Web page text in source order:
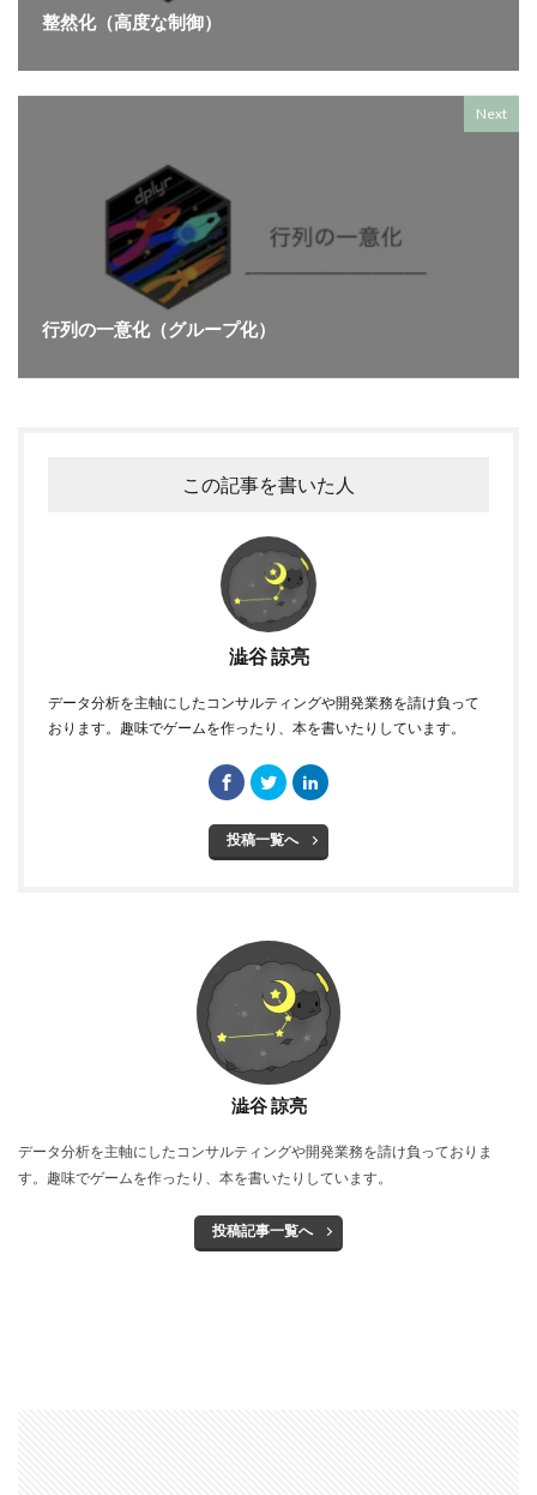
整然化（高度な制御）
Next
行列の一意化（グループ化）
この記事を書いた人
澁谷 諒亮
データ分析を主軸にしたコンサルティングや開発業務を請け負って
おります。趣味でゲームを作ったり、本を書いたりしています。
投稿一覧へ
澁谷 諒亮
データ分析を主軸にしたコンサルティングや開発業務を請け負っておりま
す。趣味でゲームを作ったり、本を書いたりしています。
投稿記事一覧へ